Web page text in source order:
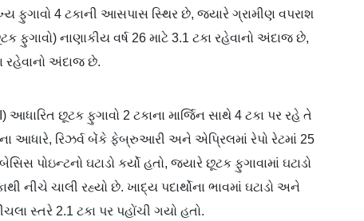
ફુગાવો 4 ટકાની આસપાસ સ્થિર છે, જ્યારે ગ્રામીણ વપરાશ
ફુગાવો) નાણાકીય વર્ષ 26 માટે 3.1 ટકા રહેવાનો અંદાજ છે,
રહેવાનો અંદાજ છે.
છૂટક ફુગાવો 2 ટકાના માર્જિન સાથે 4 ટકા પર રહે તે
આધારે, રિઝર્વ બેંકે ફેબ્રુઆરી અને એપ્રિલમાં રેપો રેટમાં 25
પોઇન્ટનો ઘટાડો કર્યો હતો, જ્યારે છૂટક ફુગાવામાં ઘટાડો
નીચે ચાલી રહ્યો છે. ખાદ્ય પદાર્થોના ભાવમાં ઘટાડો અને
સ્તરે 2.1 ટકા પર પહોંચી ગયો હતો.